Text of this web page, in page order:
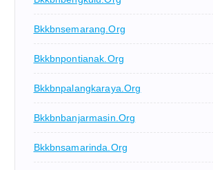
Bkkbnsemarang.org
Bkkbnpontianak.org
Bkkbnpalangkaraya.org
Bkkbnbanjarmasin.org
Bkkbnsamarinda.org